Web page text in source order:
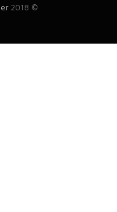
© 2018 Designed by